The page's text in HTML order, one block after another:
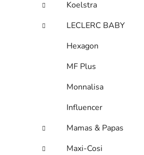
Koelstra
LECLERC BABY
Hexagon
MF Plus
Monnalisa
Influencer
Mamas & Papas
Maxi-Cosi